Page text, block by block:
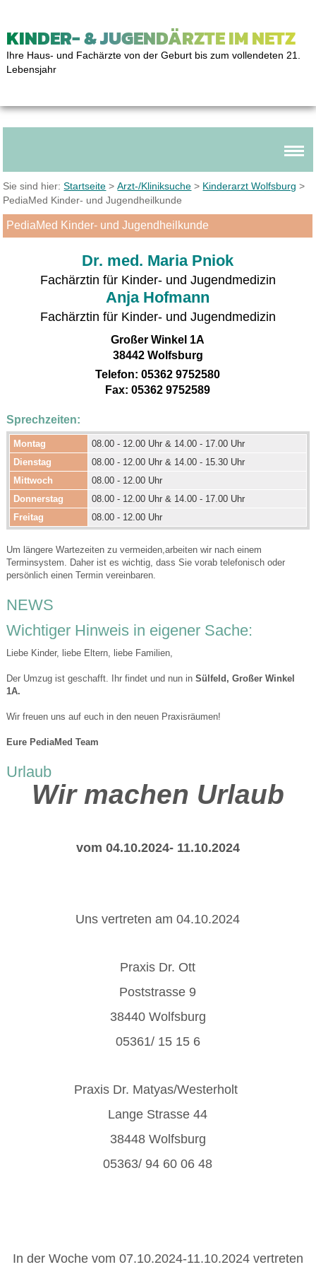
KINDER- & JUGENDÄRZTE IM NETZ
Ihre Haus- und Fachärzte von der Geburt bis zum vollendeten 21.
Lebensjahr
Sie sind hier:Startseite >Arzt-/Kliniksuche > Kinderarzt Wolfsburg >
PediaMed Kinder- und Jugendheilkunde
PediaMed Kinder- und Jugendheilkunde
Dr. med. Maria Pniok
Fachärztin für Kinder- und Jugendmedizin
Anja Hofmann
Fachärztin für Kinder- und Jugendmedizin
Großer Winkel 1A
38442 Wolfsburg
Telefon: 05362 9752580
Fax: 05362 9752589
Sprechzeiten:
Montag
08.00 - 12.00 Uhr & 14.00 - 17.00 Uhr
Dienstag
08.00 - 12.00 Uhr & 14.00 - 15.30 Uhr
Mittwoch
08.00 - 12.00 Uhr
Donnerstag
08.00 - 12.00 Uhr & 14.00 - 17.00 Uhr
Freitag
08.00 - 12.00 Uhr
Um längere Wartezeiten zu vermeiden,arbeiten wir nach einem
Terminsystem. Daher ist es wichtig, dass Sie vorab telefonisch oder
persönlich einen Termin vereinbaren.
NEWS
Wichtiger Hinweis in eigener Sache:
Liebe Kinder, liebe Eltern, liebe Familien,
Der Umzug ist geschafft. Ihr findet und nun in Sülfeld, Großer Winkel
1A.
Wir freuen uns auf euch in den neuen Praxisräumen!
Eure PediaMed Team
Urlaub
Wir machen Urlaub
vom 04.10.2024- 11.10.2024
Uns vertreten am 04.10.2024
Praxis Dr. Ott
Poststrasse 9
38440 Wolfsburg
05361/ 15 15 6
Praxis Dr. Matyas/Westerholt
Lange Strasse 44
38448 Wolfsburg
05363/ 94 60 06 48
In der Woche vom 07.10.2024-11.10.2024 vertreten